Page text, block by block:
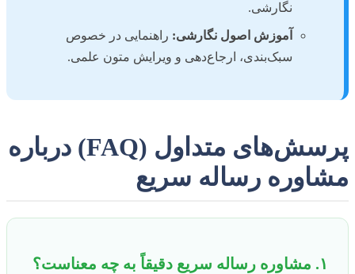
نگارشی.
آموزش اصول نگارشی: راهنمایی در خصوص
سبک‌بندی، ارجاع‌دهی و ویرایش متون علمی.
پرسش‌های متداول (FAQ) درباره
مشاوره رساله سریع
۱. مشاوره رساله سریع دقیقاً به چه معناست؟